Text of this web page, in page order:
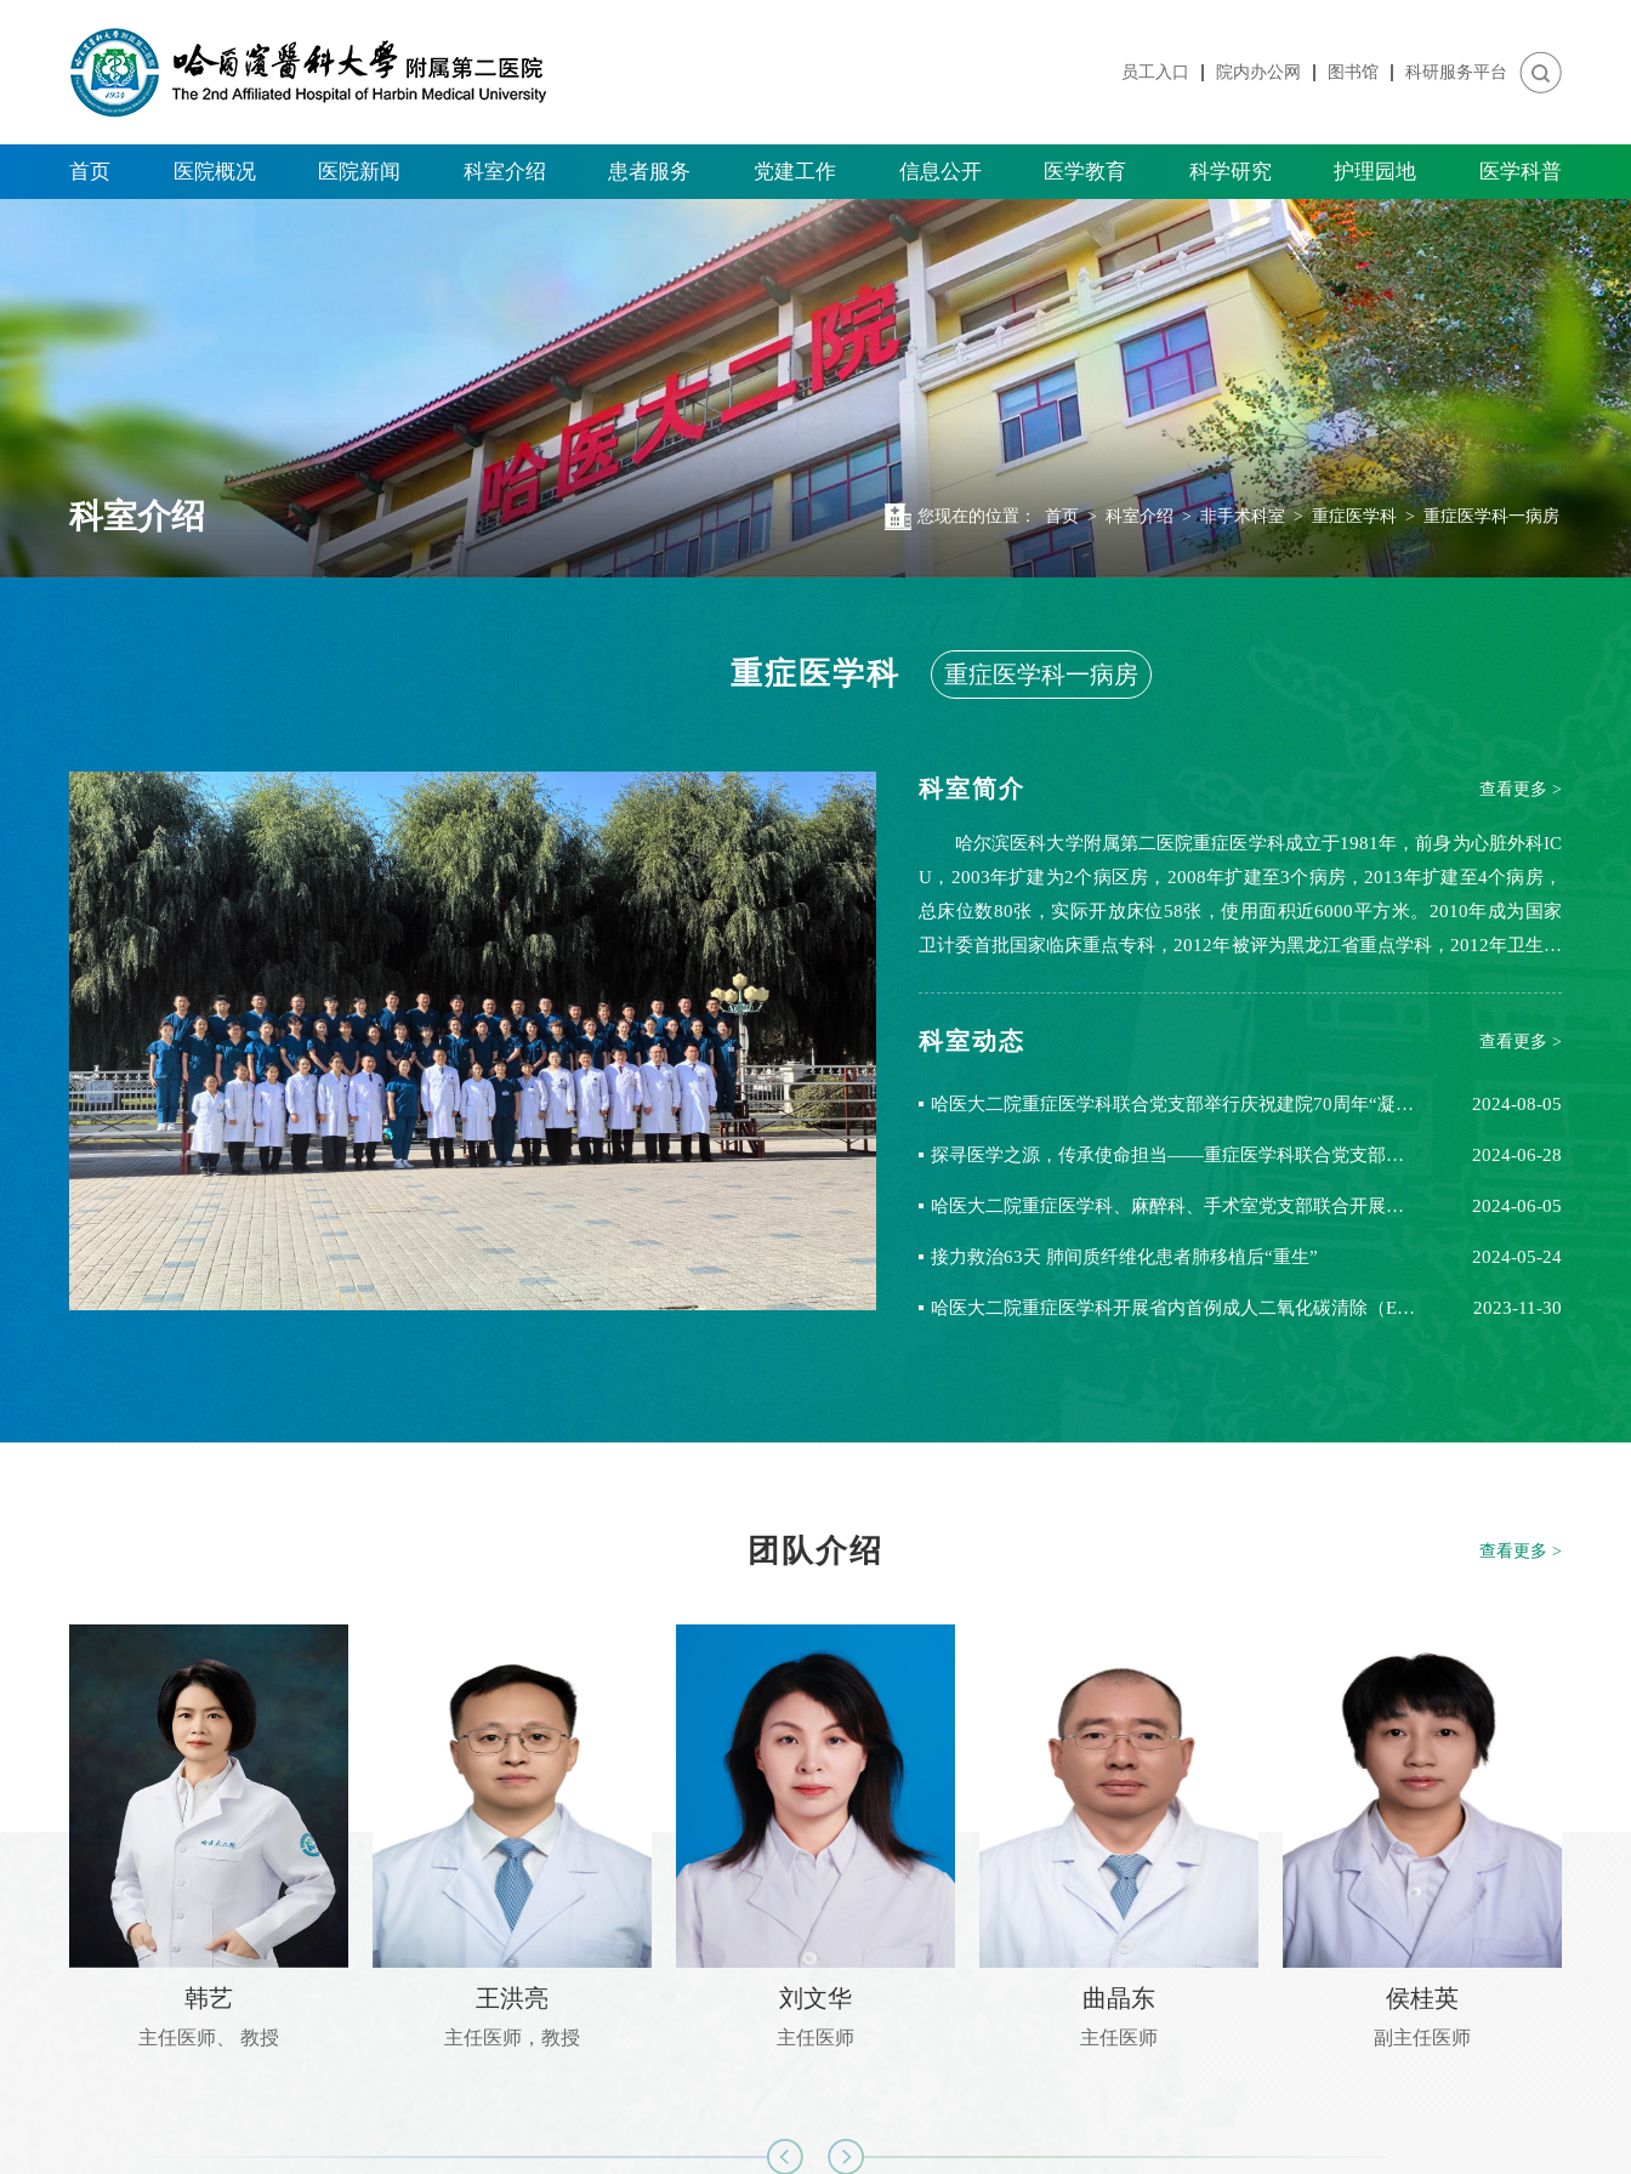
员工入口 院内办公网 图书馆 科研服务平台
首页 医院概况 医院新闻 科室介绍 患者服务 党建工作 信息公开 医学教育 科学研究 护理园地 医学科普
科室介绍 您现在的位置： 首页 > 科室介绍 > 非手术科室 > 重症医学科 > 重症医学科一病房
重症医学科 重症医学科一病房
科室简介 查看更多 >
哈尔滨医科大学附属第二医院重症医学科成立于1981年，前身为心脏外科IC
U，2003年扩建为2个病区房，2008年扩建至3个病房，2013年扩建至4个病房，
总床位数80张，实际开放床位58张，使用面积近6000平方米。2010年成为国家
卫计委首批国家临床重点专科，2012年被评为黑龙江省重点学科，2012年卫生部
科室动态 查看更多 >
哈医大二院重症医学科联合党支部举行庆祝建院70周年“凝心聚力·共创未来”主题党日活动 2024-08-05
探寻医学之源，传承使命担当——重症医学科联合党支部与ICU麻手疼痛联合团支部校史馆参观之旅 2024-06-28
哈医大二院重症医学科、麻醉科、手术室党支部联合开展职工徒步大赛暨党史知识竞赛活动 2024-06-05
接力救治63天 肺间质纤维化患者肺移植后“重生” 2024-05-24
哈医大二院重症医学科开展省内首例成人二氧化碳清除（ECCO2R）技术 黑龙江省重症医学救治迈上新台阶 2023-11-30
团队介绍 查看更多 >
韩艺
主任医师、 教授
王洪亮
主任医师，教授
刘文华
主任医师
曲晶东
主任医师
侯桂英
副主任医师